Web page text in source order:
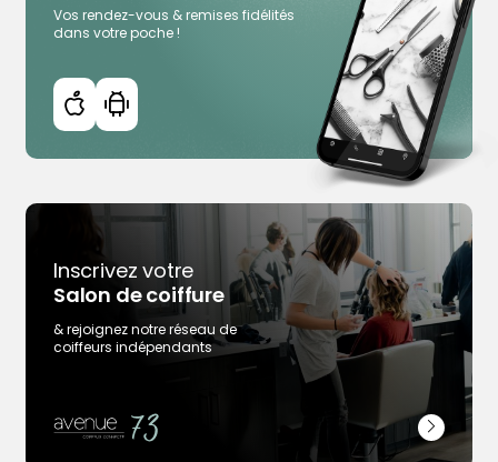
Vos rendez-vous & remises fidélités
dans votre poche !
Inscrivez votre
Salon de coiffure
& rejoignez notre réseau de
coiffeurs indépendants